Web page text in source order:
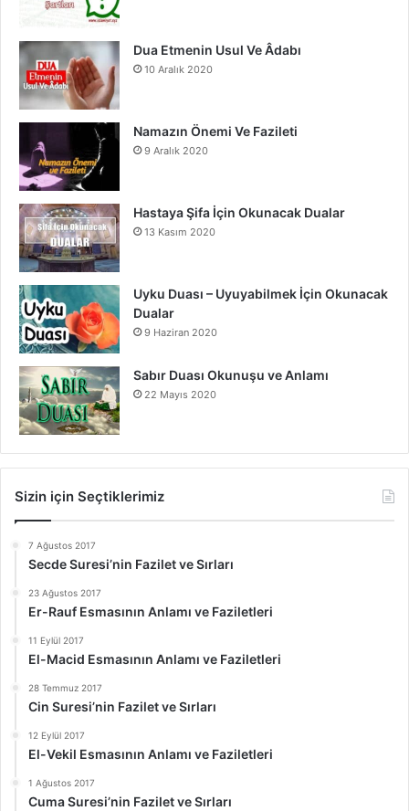
Dua Etmenin Usul Ve Âdabı
10 Aralık 2020
Namazın Önemi Ve Fazileti
9 Aralık 2020
Hastaya Şifa İçin Okunacak Dualar
13 Kasım 2020
Uyku Duası – Uyuyabilmek İçin Okunacak
Dualar
9 Haziran 2020
Sabır Duası Okunuşu ve Anlamı
22 Mayıs 2020
Sizin için Seçtiklerimiz
7 Ağustos 2017
Secde Suresi’nin Fazilet ve Sırları
23 Ağustos 2017
Er-Rauf Esmasının Anlamı ve Faziletleri
11 Eylül 2017
El-Macid Esmasının Anlamı ve Faziletleri
28 Temmuz 2017
Cin Suresi’nin Fazilet ve Sırları
12 Eylül 2017
El-Vekil Esmasının Anlamı ve Faziletleri
1 Ağustos 2017
Cuma Suresi’nin Fazilet ve Sırları